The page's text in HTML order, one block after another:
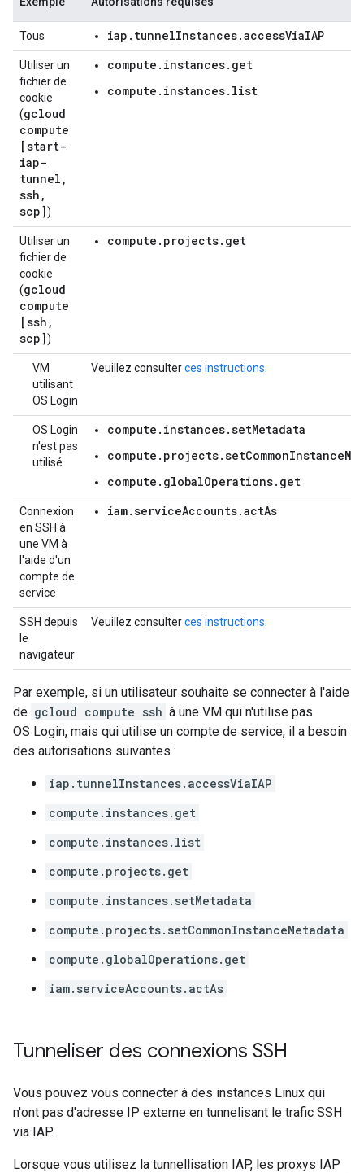
Tous iap.tunnelInstances.accessViaIAP
Utiliser un
fichier de
cookie
(gcloud
compute
[start-
iap-
tunnel ,
ssh ,
scp])
compute.instances.get
compute.instances.list
Utiliser un
fichier de
cookie
(gcloud
compute
[ssh ,
scp])
compute.projects.get
VM
utilisant
OS Login
Veuillez consulterces instructions
OS Login
n'est pas
utilisé
compute.instances.setMetadata
compute.globalOperations.get
Connexion
en SSH à
une VM à
l'aide d'un
compte de
service
iam.serviceAccounts.actAs
SSH depuis
le
navigateur
Veuillez consulterces instructions
Par exemple, si un utilisateur souhaite se connecter à l'aide
de gcloud compute ssh à une VM qui n'utilise pas
OS Login, mais qui utilise un compte de service, il a besoin
des autorisations suivantes :
iap.tunnelInstances.accessViaIAP
compute.instances.get
compute.instances.list
compute.projects.get
compute.instances.setMetadata
compute.projects.setCommonInstanceMetadata
compute.globalOperations.get
iam.serviceAccounts.actAs
Tunneliser des connexions SSH
Vous pouvez vous connecter à des instances Linux qui
n'ont pas d'adresse IP externe en tunnelisant le trafic SSH
via IAP.
Lorsque vous utilisez la tunnellisation IAP, les proxys IAP